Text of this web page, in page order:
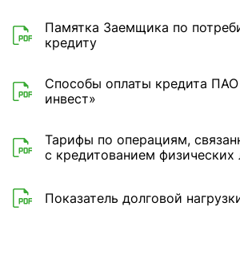
Памятка Заемщика по
кредиту
Способы оплаты кредита
инвест»
Тарифы по операциям,
с кредитованием физических
Показатель долговой